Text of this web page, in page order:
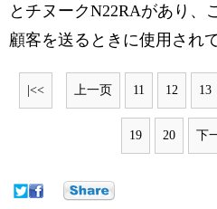
とチヌークN22RAがあり、
顧客を送るときに使用され
|<< 上一页 11 12 13
19 20 下